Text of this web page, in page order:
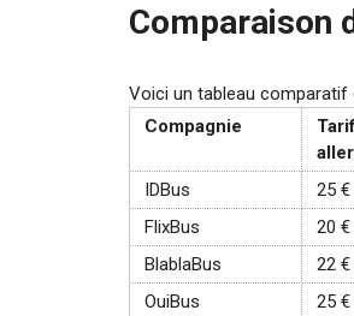
Comparaison
Voici un tableau
Compagnie
IDBus 25 €
FlixBus
20 €
BlablaBus
22 €
OuiBus
25 €